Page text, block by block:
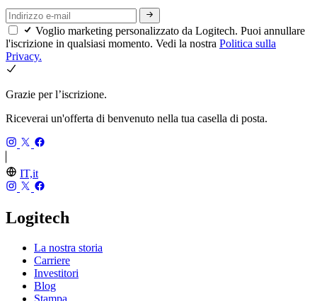
Voglio marketing personalizzato da Logitech. Puoi annullare
l'iscrizione in qualsiasi momento. Vedi la nostra Politica sulla
Privacy.
Grazie per l’iscrizione.
Riceverai un'offerta di benvenuto nella tua casella di posta.
IT,it
Logitech
La nostra storia
Carriere
Investitori
Blog